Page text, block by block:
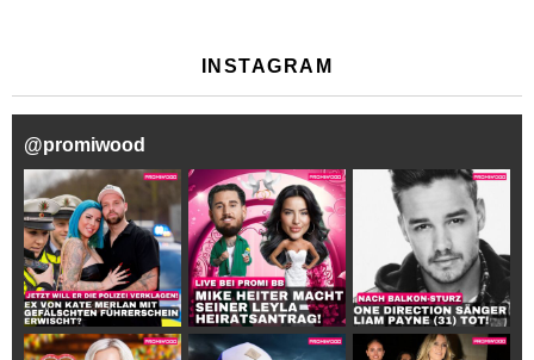
INSTAGRAM
@promiwood